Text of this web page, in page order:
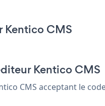
CMS
Kentico CMS
CMS acceptant le